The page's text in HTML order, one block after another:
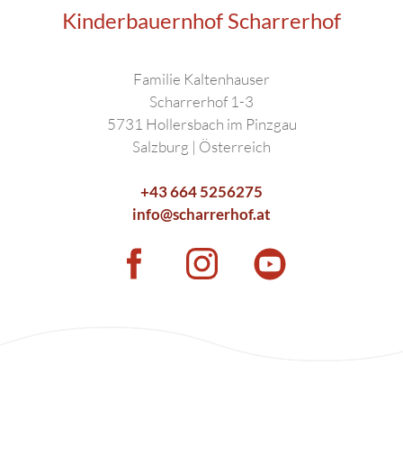
Kinderbauernhof Scharrerhof
Familie Kaltenhauser
Scharrerhof 1-3
5731 Hollersbach im Pinzgau
Salzburg | Österreich
+43 664 5256275
info@scharrerhof.at